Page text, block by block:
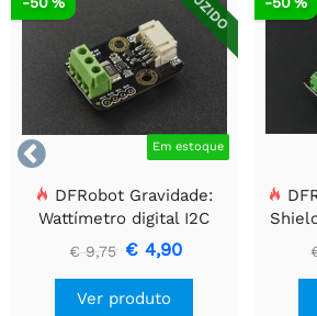
 Em estoque
DFRobot Gravidade:
Wattímetro digital I2C
€ 9,75 € 4,90
Ver produto